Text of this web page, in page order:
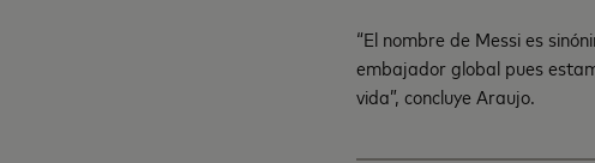
“El nombre de Messi es
embajador global pues
vida”, concluye Araujo.